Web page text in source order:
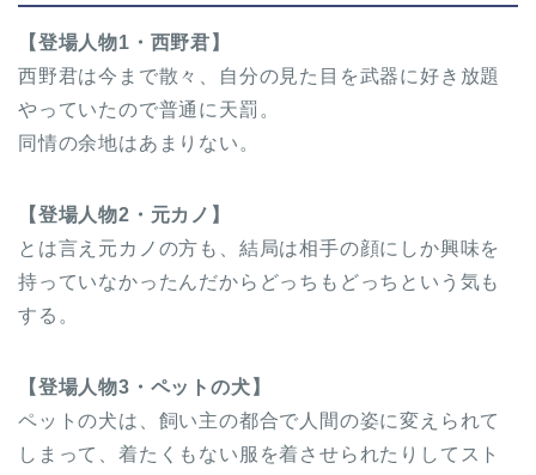
【登場人物1・西野君】
西野君は今まで散々、自分の見た目を武器に好き放題
やっていたので普通に天罰。
同情の余地はあまりない。
【登場人物2・元カノ】
とは言え元カノの方も、結局は相手の顔にしか興味を
持っていなかったんだからどっちもどっちという気も
する。
【登場人物3・ペットの犬】
ペットの犬は、飼い主の都合で人間の姿に変えられて
しまって、着たくもない服を着させられたりしてスト